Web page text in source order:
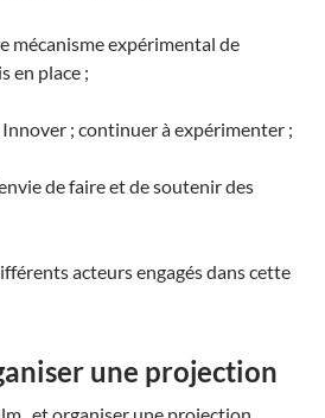
mécanisme expérimental de
en place ;
; continuer à expérimenter ;
de faire et de soutenir des
acteurs engagés dans cette
une projection